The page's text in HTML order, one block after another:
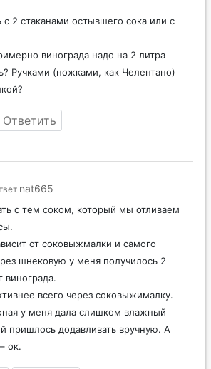
2 стаканами остывшего сока или с
винограда надо на 2 литра
Ручками (ножками, как Челентано)
Ответить
nat665
с тем соком, который мы отливаем
от соковыжмалки и самого
шнековую у меня получилось 2
винограда.
всего через соковыжималку.
у меня дала слишком влажный
пришлось додавливать вручную. А
ок.